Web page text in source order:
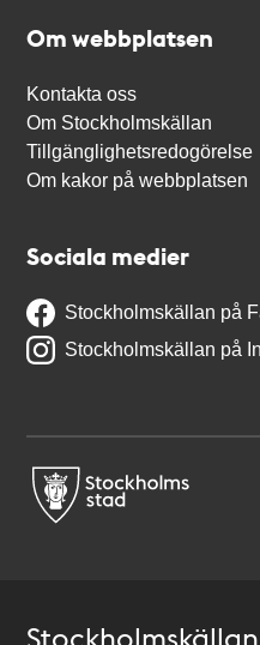
Om webbplatsen
Kontakta oss
Om Stockholmskällan
Tillgänglighetsredogörelse
Om kakor på webbplatsen
Sociala medier
Stockholmskällan på
Stockholmskällan på